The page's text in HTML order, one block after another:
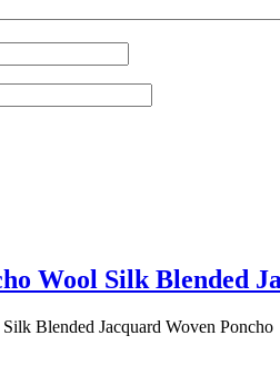
Wool Silk Blended
Blended Jacquard Woven Poncho